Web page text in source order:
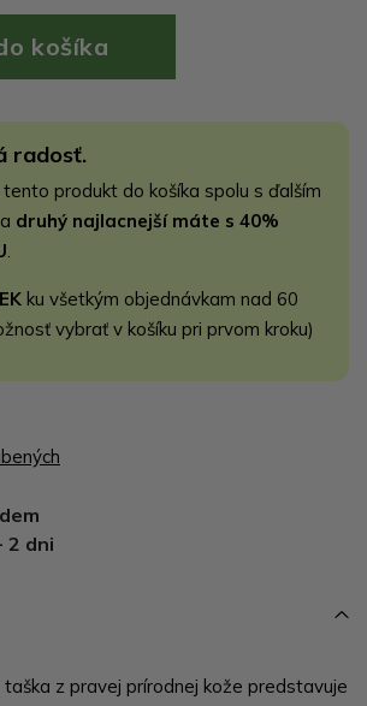
radosť.
produkt do košíka spolu s ďalším
druhý najlacnejší máte s 40%
ku všetkým objednávkam nad 60
vybrať v košíku pri prvom kroku)
2 dni
z pravej prírodnej kože predstavuje